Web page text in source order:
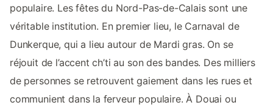
populaire. Les fêtes du Nord-Pas-de-Calais sont une
véritable institution. En premier lieu, le Carnaval de
Dunkerque, qui a lieu autour de Mardi gras. On se
réjouit de l’accent ch’ti au son des bandes. Des milliers
de personnes se retrouvent gaiement dans les rues et
communient dans la ferveur populaire. À Douai ou